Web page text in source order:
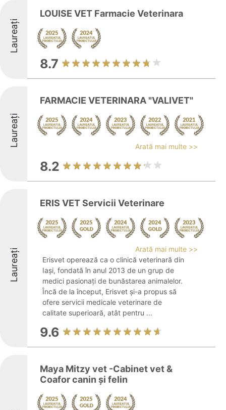
Laureați
LOUISE VET Farmacie Veterinara
8.7
Laureați
FARMACIE VETERINARA "VALIVET"
Arată mai multe >>
8.2
Laureați
ERIS VET Servicii Veterinare
Arată mai multe >>
Erisvet operează ca o clinică veterinară din
Iași, fondată în anul 2013 de un grup de
medici pasionați de bunăstarea animalelor.
Încă de la început, Erisvet și-a propus să
ofere servicii medicale veterinare de
calitate superioară, atât pentru ...
9.6
Maya Mitzy vet -Cabinet vet &
Coafor canin și felin